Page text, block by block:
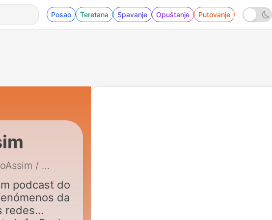
Posao Teretana Spavanje Opuštanje Putovanje
Inês Rocha/ #ComoAssim / PÚBLICO
podcast do
da
redes